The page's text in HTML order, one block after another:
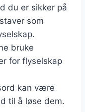
du er sikker på
som
bruke
for flyselskap
kan være
til å løse dem.